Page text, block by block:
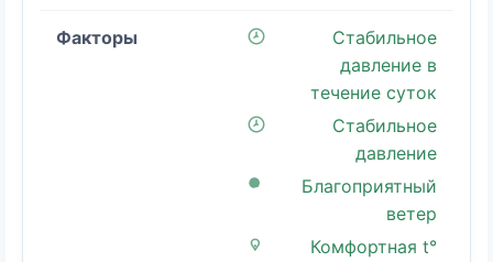
Стабильное
давление в
течение суток
Стабильное
давление
Благоприятный
ветер
Комфортная t°